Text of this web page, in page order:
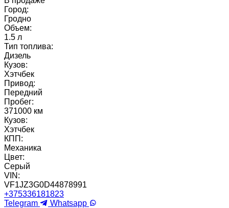
Город:
Гродно
Объем:
1.5 л
Тип топлива:
Дизель
Кузов:
Хэтчбек
Привод:
Передний
Пробег:
371000 км
Кузов:
Хэтчбек
КПП:
Механика
Цвет:
Серый
VIN:
VF1JZ3G0D44878991
+375336181823
Telegram
Whatsapp